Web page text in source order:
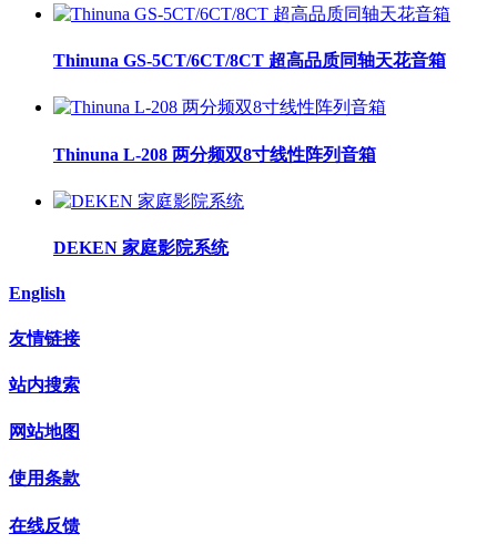
Thinuna GS-5CT/6CT/8CT 超高品质同轴天花音箱
Thinuna L-208 两分频双8寸线性阵列音箱
DEKEN 家庭影院系统
English
友情链接
站内搜索
网站地图
使用条款
在线反馈